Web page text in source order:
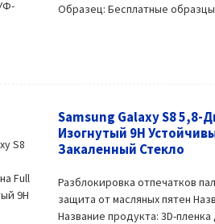
Образец: Бесплатные
Samsung Galaxy S8 5,8-
Изогнутый 9H
Закаленный Стекло
Разблокировка отпечатков
защита от масляных пятен
Название продукта: 3D-